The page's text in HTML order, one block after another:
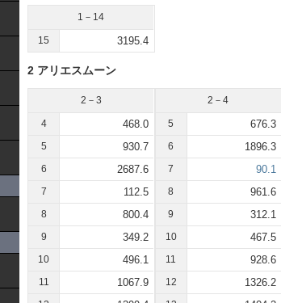
1－14
15 3195.4
2 アリエスムーン
2－3
4 468.0
5 930.7
6 2687.6
7 112.5
8 800.4
9 349.2
10 496.1
11 1067.9
2－4
5 676.3
6 1896.3
7 90.1
8 961.6
9 312.1
10 467.5
11 928.6
12 1326.2